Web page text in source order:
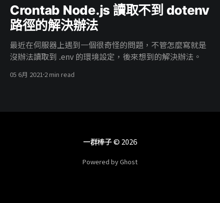
Crontab Node.js 讀取不到 dotenv
路徑的解決辦法
最近在伺服器上遇到一個很奇怪的問題，不管怎麼寫就是
沒辦法讀取到 .env 的環境設定，後來想到的解決辦法。
05 6月 2021 2 min read
一群棒子© 2026
Powered by Ghost